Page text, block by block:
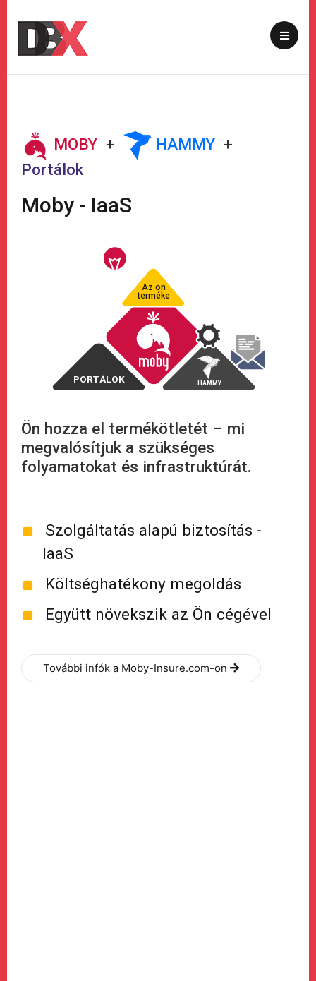
MOBY + HAMMY +
Portálok
Moby - IaaS
PORTÁLOK HAMMY
biztosításkezelés
Az ön
terméke
Ön hozza el termékötletét – mi
megvalósítjuk a szükséges
folyamatokat és infrastruktúrát.
Szolgáltatás alapú biztosítás -
IaaS
Költséghatékony megoldás
Együtt növekszik az Ön cégével
További infók a Moby-Insure.com-on